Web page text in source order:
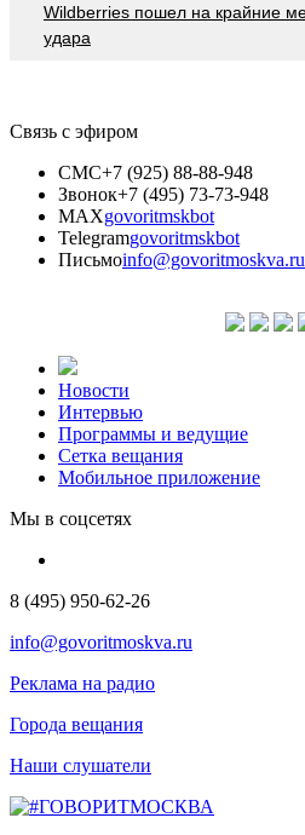
Wildberries пошел на крайние
удара
Связь с эфиром
СМС+7 (925) 88-88-948
Звонок+7 (495) 73-73-948
MAXgovoritmskbot
Telegramgovoritmskbot
Письмоinfo@govoritmoskva.ru
Новости
Интервью
Программы и ведущие
Сетка вещания
Мобильное приложение
Мы в соцсетях
8 (495) 950-62-26
info@govoritmoskva.ru
Реклама на радио
Города вещания
Наши слушатели